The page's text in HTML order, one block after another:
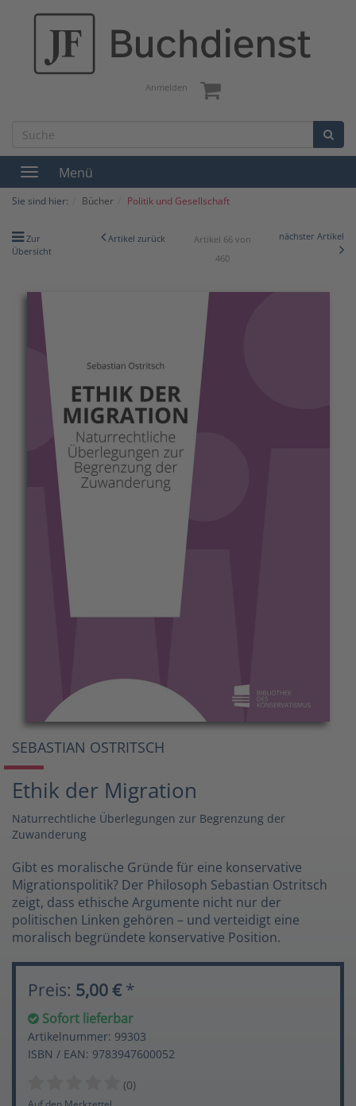
Anmelden
Toggle
navigation
Menü
Sie sind hier: Bücher Politik und Gesellschaft
Zur
Übersicht
Artikel zurück
Artikel 66 von
460
nächster Artikel
SEBASTIAN OSTRITSCH
Ethik der Migration
Naturrechtliche Überlegungen zur Begrenzung der
Zuwanderung
Gibt es moralische Gründe für eine konservative
Migrationspolitik? Der Philosoph Sebastian Ostritsch
zeigt, dass ethische Argumente nicht nur der
politischen Linken gehören – und verteidigt eine
moralisch begründete konservative Position.
Preis: 5,00 € *
Sofort lieferbar
Artikelnummer: 99303
ISBN / EAN: 9783947600052
(0)